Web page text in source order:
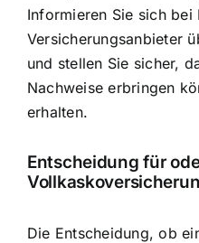
Informieren Sie sich bei
Versicherungsanbieter
und stellen Sie sicher,
Nachweise erbringen
erhalten.
Entscheidung für
Die Entscheidung, ob